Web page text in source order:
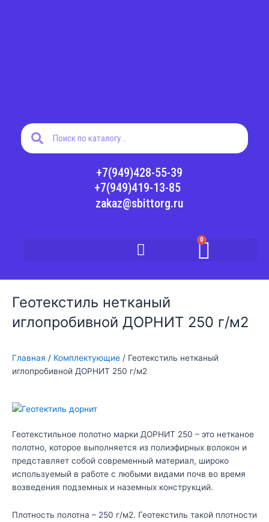
Поиск
+7(949)428-55-39
+7(949)419-13-85
zakaz@sbittorg.ru
0
Геотекстиль нетканый
иглопробивной ДОРНИТ 250 г/м2
Главная / Комплектующие / Геотекстиль нетканый
иглопробивной ДОРНИТ 250 г/м2
Геотекстильное полотно марки ДОРНИТ 250 – это нетканое
полотно, которое выполняется из полиэфирных волокон и
представляет собой современный материал, широко
используемый в работе с любыми видами почв во время
возведения подземных и наземных конструкций.
Плотность полотна – 250 г/м2. Геотекстиль такой плотности